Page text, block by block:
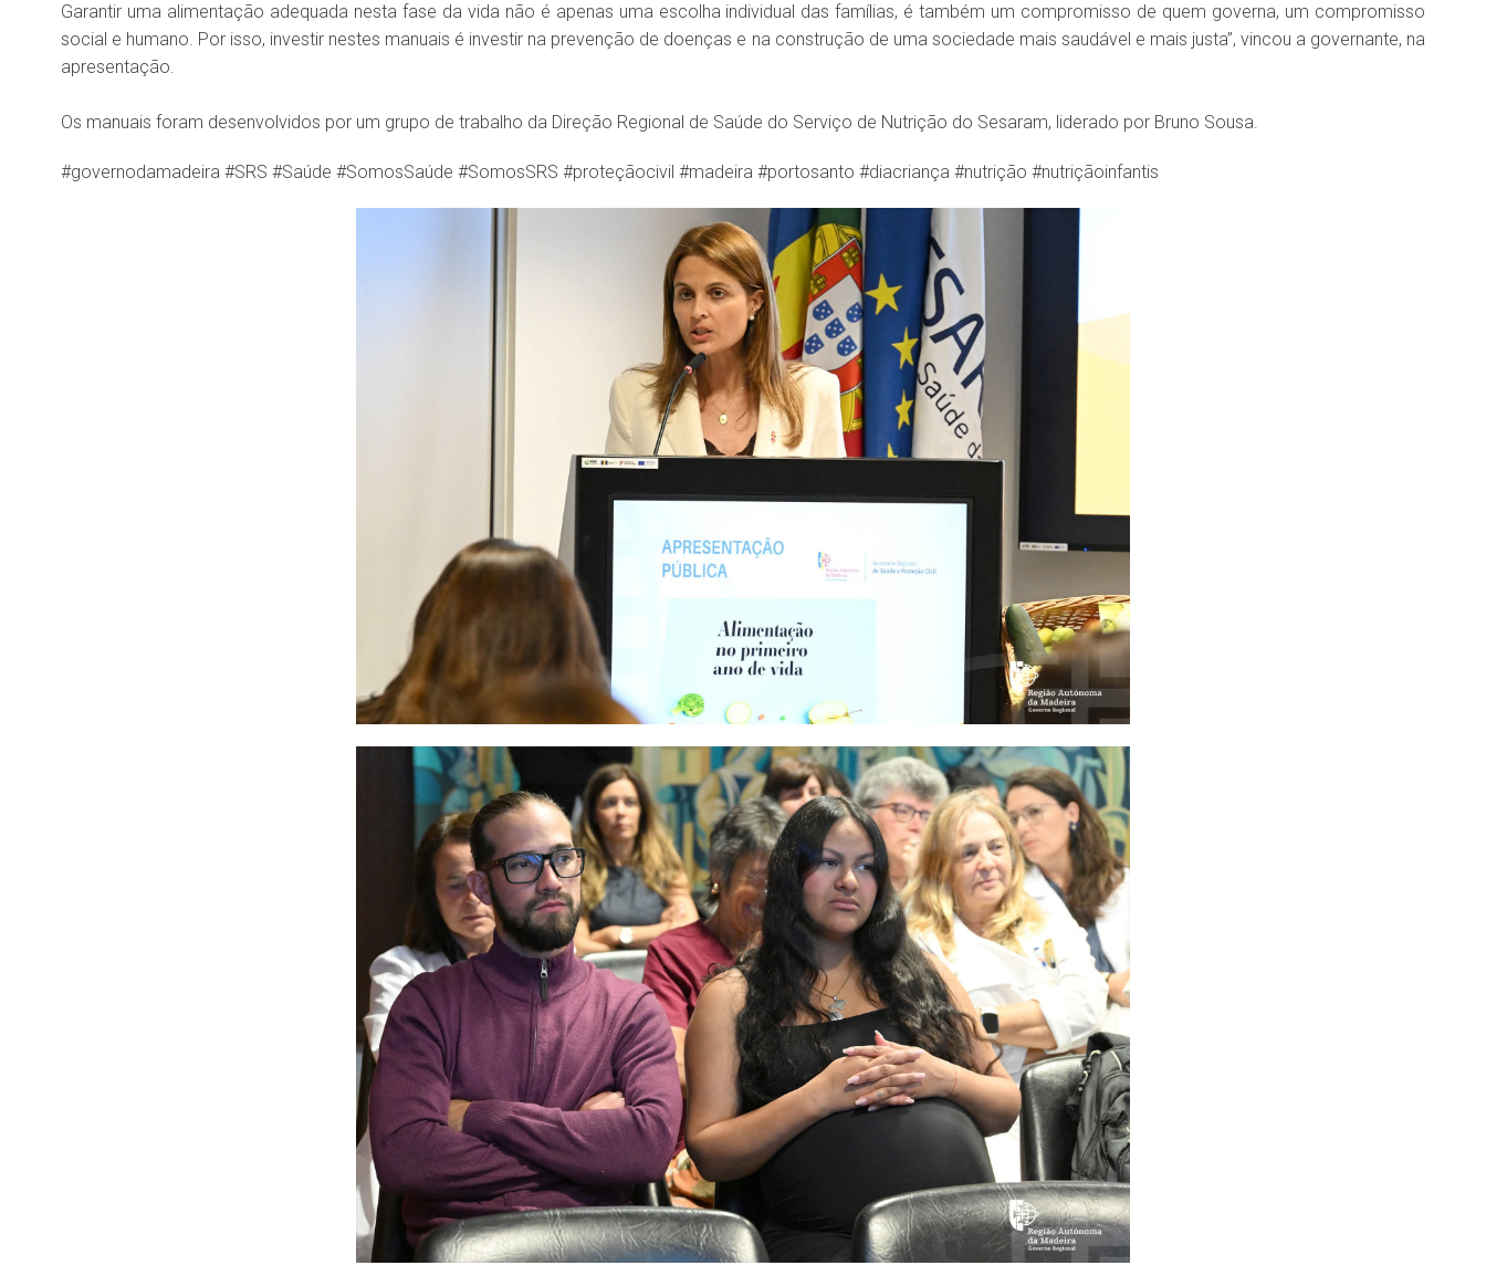
Garantir uma alimentação adequada nesta fase da vida não é apenas uma escolha individual das famílias, é também um compromisso de quem governa, um compromisso
social e humano. Por isso, investir nestes manuais é investir na prevenção de doenças e na construção de uma sociedade mais saudável e mais justa”, vincou a governante, na
apresentação.
Os manuais foram desenvolvidos por um grupo de trabalho da Direção Regional de Saúde do Serviço de Nutrição do Sesaram, liderado por Bruno Sousa.
#governodamadeira #SRS #Saúde #SomosSaúde #SomosSRS #proteçãocivil #madeira #portosanto #diacriança #nutrição #nutriçãoinfantis